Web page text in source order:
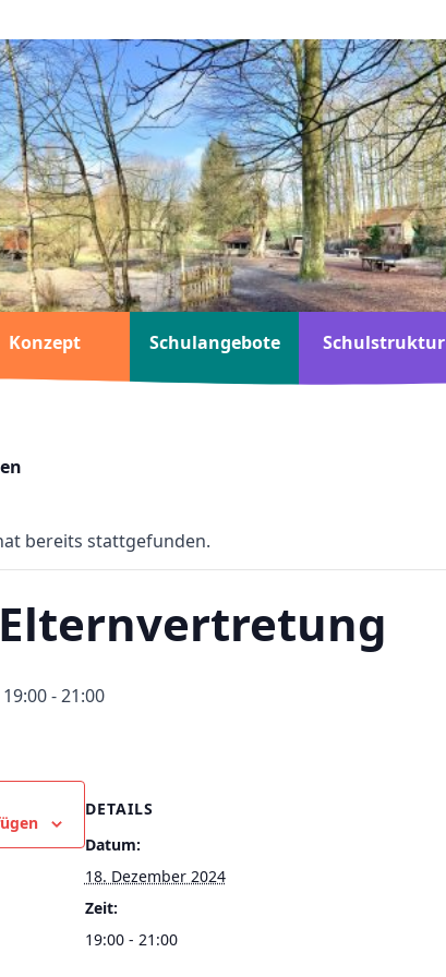
Konzept Schulangebote Schulstruktur
bereits stattgefunden.
-21:00
DETAILS
Datum:
18. Dezember 2024
Zeit:
19:00 - 21:00